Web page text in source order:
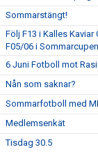
Sommarstängt!
Följ F13 i Kalles Kaviar
F05/06 i
6 Juni Fotboll mot
Nån som saknar?
Sommarfotboll med
Medlemsenkät
Tisdag 30.5